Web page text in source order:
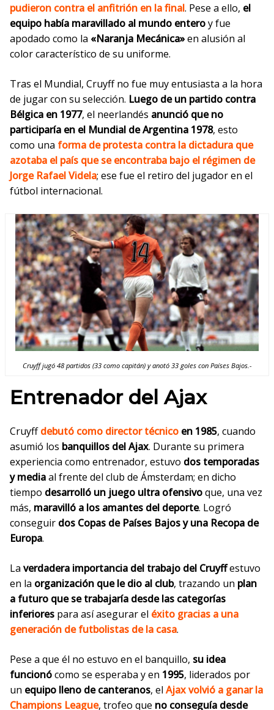
pudieron contra el anfitrión en la final. Pese a ello, el
equipo había maravillado al mundo enteroy fue
apodado como la «Naranja Mecánica»en alusión al
color característico de su uniforme.
Tras el Mundial, Cruyff no fue muy entusiasta a la hora
de jugar con su selección. Luego de un partido contra
Bélgica en 1977, el neerlandés anunció que no
participaría en el Mundial de Argentina 1978, esto
como una forma de protesta contra la dictadura que
azotaba el país que se encontraba bajo el régimen de
Jorge Rafael Videla; ese fue el retiro del jugador en el
fútbol internacional.
Cruyff jugó 48 partidos (33 como capitán) y anotó 33 goles con Países Bajos.-
Entrenador del Ajax
Cruyffdebutó como director técnico en 1985, cuando
asumió los banquillos del Ajax. Durante su primera
experiencia como entrenador, estuvo dos temporadas
y mediaal frente del club de Ámsterdam; en dicho
tiempo desarrolló un juego ultra ofensivoque, una vez
más, maravilló a los amantes del deporte. Logró
conseguir dos Copas de Países Bajosy una Recopa de
Europa.
La verdadera importancia del trabajo del Cruyffestuvo
en la organización que le dio al club, trazando un plan
a futuro que se trabajaría desde las categorías
inferiores para así asegurar el éxito gracias a una
generación de futbolistas de la casa.
Pese a que él no estuvo en el banquillo, su idea
funcionócomo se esperaba y en 1995, liderados por
un equipo lleno de canteranos, el Ajax volvió a ganar la
Champions League, trofeo que no conseguía desde